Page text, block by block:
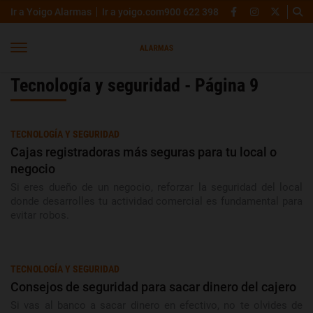
Ir a Yoigo Alarmas Ir a yoigo.com900 622 398
Tecnología y seguridad - Página 9
TECNOLOGÍA Y SEGURIDAD
Cajas registradoras más seguras para tu local o
negocio
TECNOLOGÍA Y SEGURIDAD
Consejos de seguridad para sacar dinero del cajero